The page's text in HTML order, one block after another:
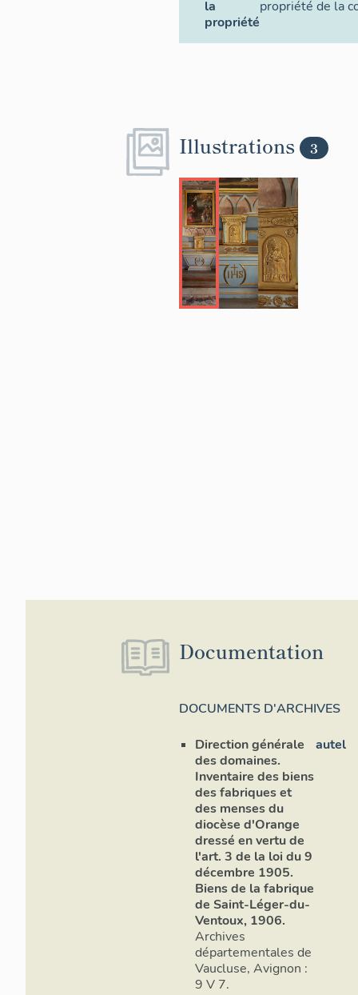
la
propriété
propriété de la
Illustrations 3
Documentation
DOCUMENTS D'ARCHIVES
Direction générale
des domaines.
Inventaire des biens
des fabriques et
des menses du
diocèse d'Orange
dressé en vertu de
l'art. 3 de la loi du 9
décembre 1905.
Biens de la fabrique
de Saint-Léger-du-
Ventoux, 1906.
Archives
départementales de
Vaucluse, Avignon :
9 V 7.
autel